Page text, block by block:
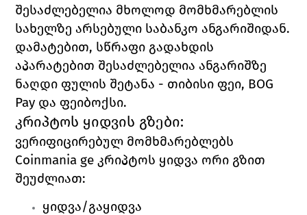
შესაძლებელია მხოლოდ მომხმარებლის
დამატებით, სწრაფი გადახდის
აპარატებით შესაძლებელია ანგარიშზე
ნაღდი ფულის შეტანა - თიბისი ფეი, BOG
Pay და ფეიბოქსი.
კრიპტოს ყიდვის გზები:
Coinmania ge კრიპტოს ყიდვა ორი გზით
შეუძლიათ:
ყიდვა/გაყიდვა